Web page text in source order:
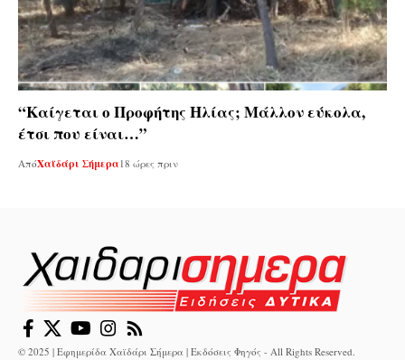
“Καίγεται ο Προφήτης Ηλίας; Μάλλον εύκολα,
έτσι που είναι…”
ΑπόΧαϊδάρι Σήμερα 18 ώρες πριν
© 2025 | Εφημερίδα Χαϊδάρι Σήμερα | Εκδόσεις Φηγός - All Rights Reserved.